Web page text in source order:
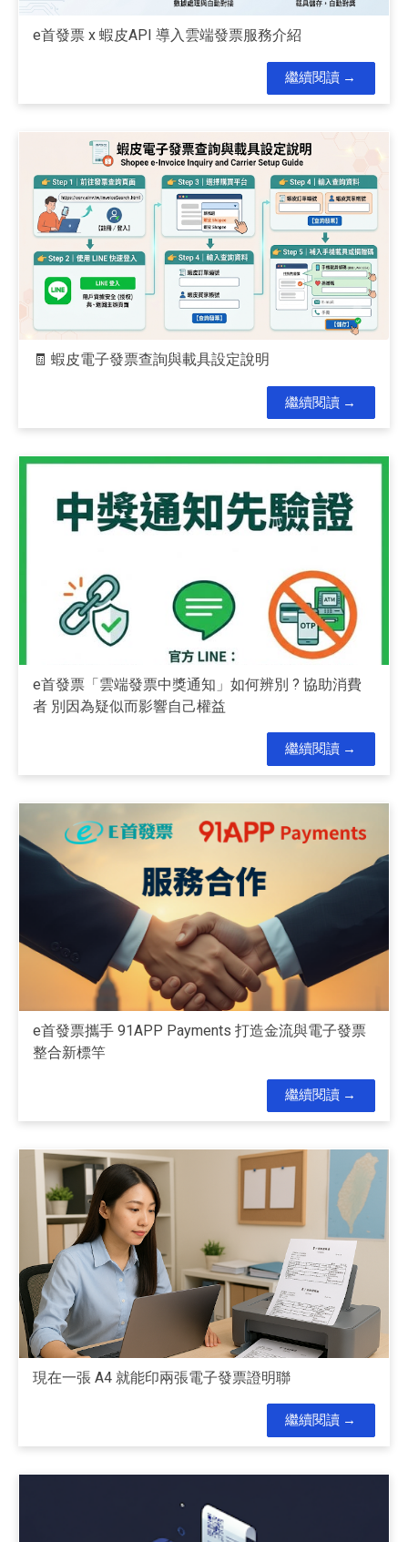
e首發票 x 蝦皮API 導入雲端發票服務介紹
繼續閱讀
🧾 蝦皮電子發票查詢與載具設定說明
繼續閱讀
e首發票「雲端發票中獎通知」如何辨別 ? 協助消費
者 別因為疑似而影響自己權益
繼續閱讀
e首發票攜手 91APP Payments 打造金流與電子發票
整合新標竿
繼續閱讀
現在一張 A4 就能印兩張電子發票證明聯
繼續閱讀